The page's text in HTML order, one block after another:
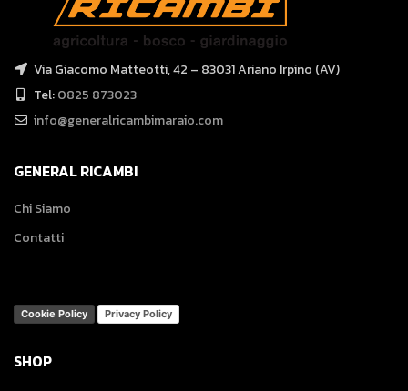
Via Giacomo Matteotti, 42 – 83031 Ariano Irpino (AV)
Tel:0825 873023
info@generalricambimaraio.com
GENERAL RICAMBI
Chi Siamo
Contatti
Cookie Policy Privacy Policy
SHOP